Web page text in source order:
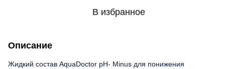
В избранное
Описание
Жидкий состав AquaDoctor pH- Minus для понижения